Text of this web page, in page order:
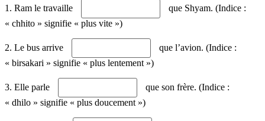
1. Ram le travaille
que Shyam. (Indice :
« chhito » signifie « plus vite »)
2. Le bus arrive
que l’avion. (Indice :
« birsakari » signifie « plus lentement »)
3. Elle parle
que son frère. (Indice :
« dhilo » signifie « plus doucement »)